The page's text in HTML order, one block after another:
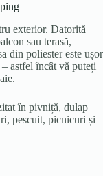
exterior. Datorită
sau terasă,
din poliester este ușor
astfel încât vă puteți
în pivniță, dulap
pescuit, picnicuri și